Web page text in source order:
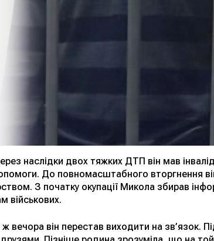
наслідки двох тяжких ДТП він мав
До повномасштабного вторгнення
З початку окупації Микола збирав
військових.
вечора він перестав виходити на зв’язок.